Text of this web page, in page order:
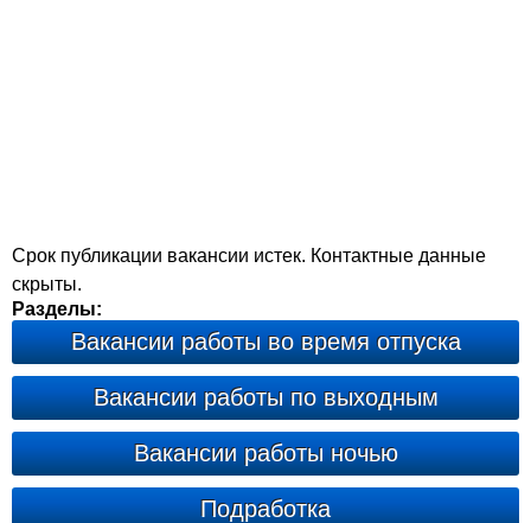
Срок публикации вакансии истек. Контактные данные
скрыты.
Разделы:
Вакансии работы во время отпуска
Вакансии работы по выходным
Вакансии работы ночью
Подработка